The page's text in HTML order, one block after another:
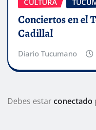
Conciertos en el
Cadillal
Diario Tucumano
Debes estarconectado